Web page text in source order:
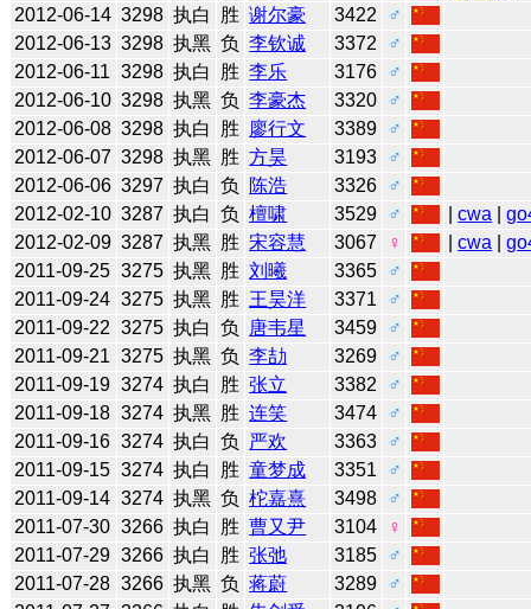
2012-06-14 3298 执白 胜 谢尔豪 3422
♂
2012-06-13 3298 执黑 负 李钦诚 3372
♂
2012-06-11 3298 执白 胜 李乐 3176
♂
2012-06-10 3298 执黑 负 李豪杰 3320
♂
2012-06-08 3298 执白 胜 廖行文 3389
♂
2012-06-07 3298 执黑 胜 方昊 3193
♂
2012-06-06 3297 执白 负 陈浩 3326
♂
2012-02-10 3287 执白 负 檀啸 3529 ♂ |cwa |
2012-02-09 3287 执黑 胜 宋容慧 3067 ♀ |cwa |
2011-09-25 3275 执黑 胜 刘曦 3365
♂
2011-09-24 3275 执黑 胜 王昊洋 3371
♂
2011-09-22 3275 执白 负 唐韦星 3459
♂
2011-09-21 3275 执黑 负 李劼 3269
♂
2011-09-19 3274 执白 胜 张立 3382
♂
2011-09-18 3274 执黑 胜 连笑 3474
♂
2011-09-16 3274 执白 负 严欢 3363
♂
2011-09-15 3274 执白 胜 童梦成 3351
♂
2011-09-14 3274 执黑 负 柁嘉熹 3498
♂
2011-07-30 3266 执白 胜 曹又尹 3104
♀
2011-07-29 3266 执白 胜 张弛 3185
♂
2011-07-28 3266 执黑 负 蒋蔚 3289
♂